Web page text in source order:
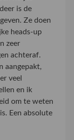
is de
Ze doen
heads-up
zeer
achteraf.
aangepakt,
veel
en ik
om te weten
Een absolute